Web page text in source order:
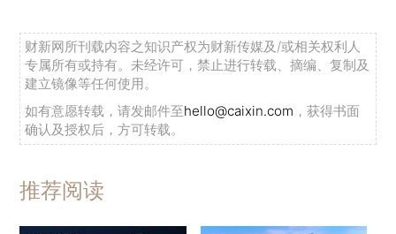
财新网所刊载内容之知识产权为财新传媒及/或相关权利人
专属所有或持有。未经许可，禁止进行转载、摘编、复制及
建立镜像等任何使用。
如有意愿转载，请发邮件至hello@caixin.com ，获得书面
确认及授权后，方可转载。
推荐阅读